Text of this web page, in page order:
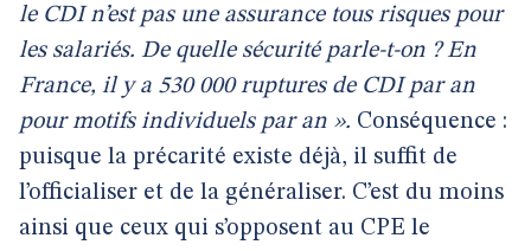
le CDI n’est pas une assurance tous risques pour
les salariés. De quelle sécurité parle-t-on ? En
France, il y a 530 000 ruptures de CDI par an
pour motifs individuels par an ». Conséquence :
puisque la précarité existe déjà, il suffit de
l’officialiser et de la généraliser. C’est du moins
ainsi que ceux qui s’opposent au CPE le